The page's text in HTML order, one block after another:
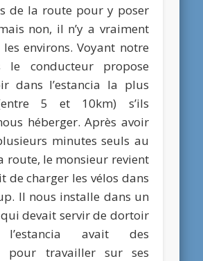
de la route pour y poser
non, il n’y a vraiment
environs. Voyant notre
le conducteur propose
dans l’estancia la plus
5 et 10km) s’ils
héberger. Après avoir
minutes seuls au
route, le monsieur revient
de charger les vélos dans
Il nous installe dans un
devait servir de dortoir
l’estancia avait des
pour travailler sur ses